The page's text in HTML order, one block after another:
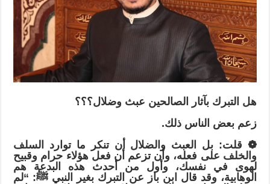
هل التبرك بآثار الصالحين عبث وضلال؟؟؟
زعم بعض الناس ذلك.
❁ قلت: بل العبث والضلال أن تنكر ما توارد السلف
والخلف على فعله، وأن تزعم أن فعل هؤلاء حرام وقبيح
لهوى في نفسك، وأول من أحدث هذه البدعة هم
الوهابية، وقد قال ابن باز عن التبرك بغير النبي ﷺ: “لم